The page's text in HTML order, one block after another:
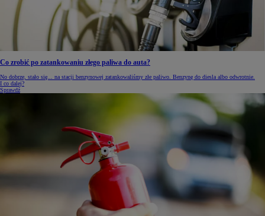
Co zrobić po zatankowaniu złego paliwa do auta?
No dobrze, stało się... na stacji benzynowej zatankowaliśmy złe paliwo. Benzynę do diesla albo odwrotnie.
I co dalej?
Sprawdź